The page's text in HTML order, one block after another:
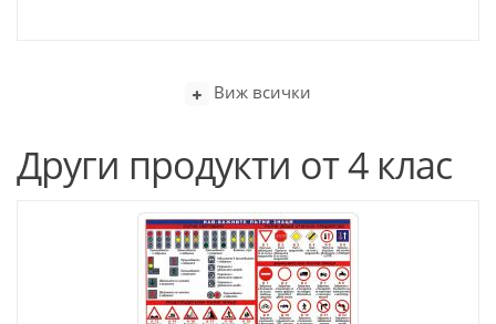
Виж всички
Други продукти от 4 клас